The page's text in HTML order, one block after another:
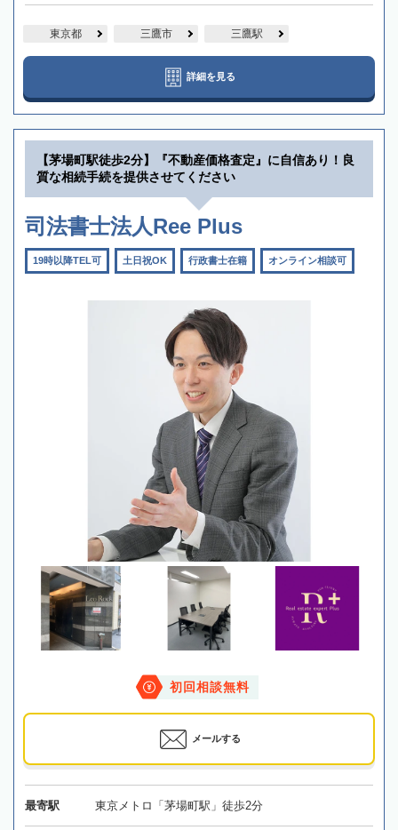
東京都 三鷹市 三鷹駅
詳細を見る
【茅場町駅徒歩2分】『不動産価格査定』に自信あり！良
質な相続手続を提供させてください
司法書士法人Ree Plus
19時以降TEL可 土日祝OK 行政書士在籍 オンライン相談可
初回相談無料
メールする
最寄駅 東京メトロ「茅場町駅」徒歩2分